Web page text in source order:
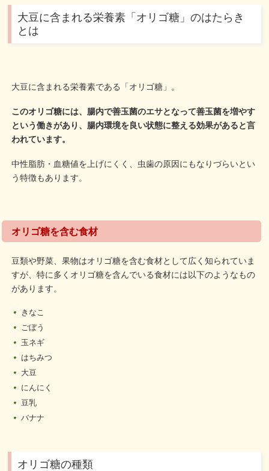
大豆に含まれる栄養素「オリゴ糖」のはたらき
とは
大豆に含まれる栄養素である「オリゴ糖」。
このオリゴ糖には、腸内で善玉菌のエサとなって善玉菌を増やす
という働きがあり、腸内環境を良い状態に整える効果があると言
われています。
中性脂肪・血糖値を上げにくく、虫歯の原因にもなりづらいとい
う特徴もあります。
オリゴ糖を含む食材
豆類や野菜、果物はオリゴ糖を含む食材として広く知られていま
すが、特に多くオリゴ糖を含んでいる食材には以下のようなもの
があります。
きなこ
ごぼう
玉ネギ
はちみつ
大豆
にんにく
豆乳
バナナ
オリゴ糖の種類